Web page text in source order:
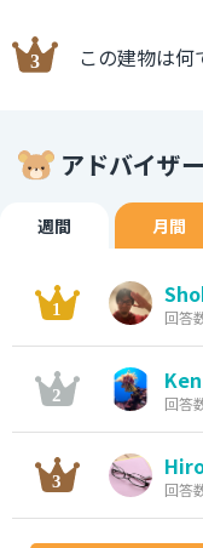
この建物は
アドバイザ
週間 月間
回答
Ken
回答
回答